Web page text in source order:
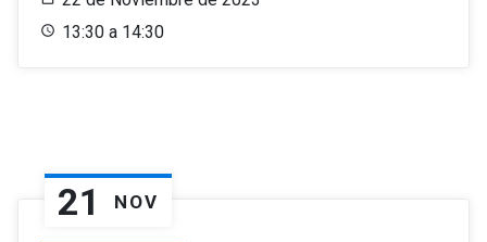
13:30 a 14:30
21 NOV